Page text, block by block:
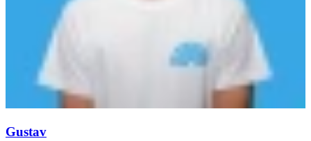
Gustav